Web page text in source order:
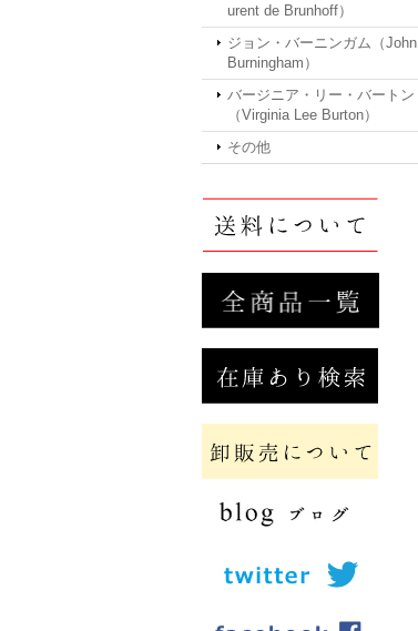
urent de Brunhoff）
ジョン・バーニンガム（John
Burningham）
バージニア・リー・バートン
（Virginia Lee Burton）
その他